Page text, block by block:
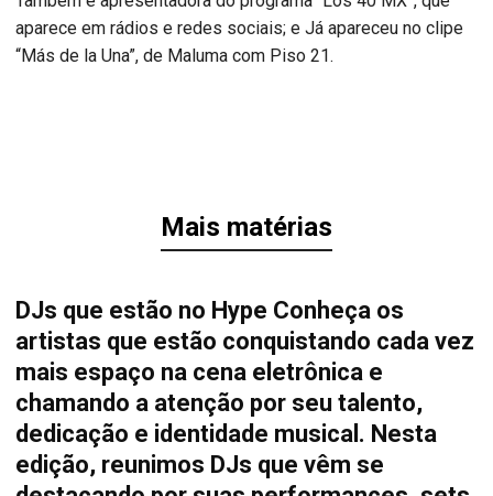
aparece em rádios e redes sociais; e Já apareceu no clipe
“Más de la Una”, de Maluma com Piso 21.
Mais matérias
DJs que estão no Hype Conheça os
artistas que estão conquistando cada vez
mais espaço na cena eletrônica e
chamando a atenção por seu talento,
dedicação e identidade musical. Nesta
edição, reunimos DJs que vêm se